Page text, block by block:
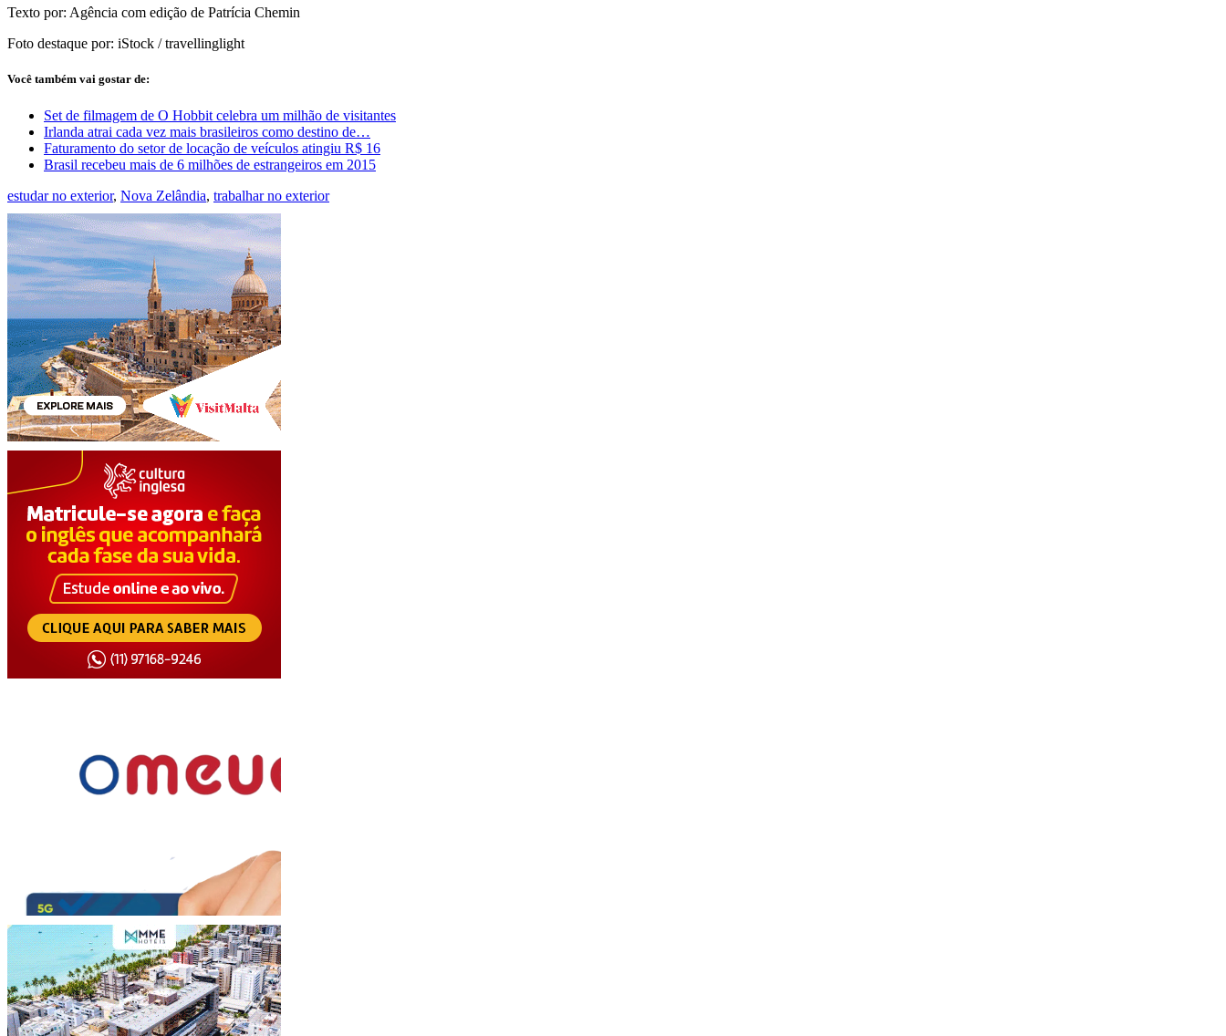
Texto por: Agência com edição de Patrícia Chemin
Foto destaque por: iStock / travellinglight
Você também vai gostar de:
Set de filmagem de O Hobbit celebra um milhão de visitantes
Irlanda atrai cada vez mais brasileiros como destino de…
Faturamento do setor de locação de veículos atingiu R$ 16
Brasil recebeu mais de 6 milhões de estrangeiros em 2015
estudar no exterior, Nova Zelândia, trabalhar no exterior